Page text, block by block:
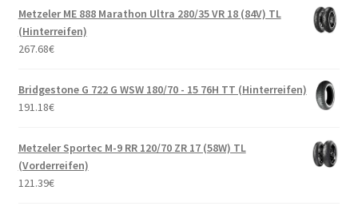
Metzeler ME 888 Marathon Ultra 280/35 VR 18 (84V) TL
(Hinterreifen)
267.68€
Bridgestone G 722 G WSW 180/70 - 15 76H TT (Hinterreifen)
191.18€
Metzeler Sportec M-9 RR 120/70 ZR 17 (58W) TL
(Vorderreifen)
121.39€